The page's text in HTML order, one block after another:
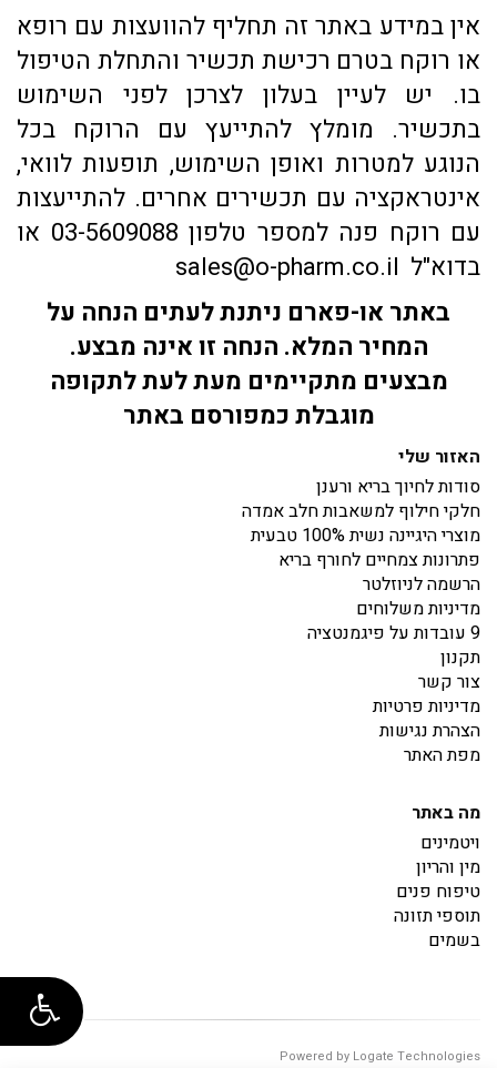
אין במידע באתר זה תחליף להוועצות עם רופא
או רוקח בטרם רכישת תכשיר והתחלת הטיפול
בו. יש לעיין בעלון לצרכן לפני השימוש
בתכשיר. מומלץ להתייעץ עם הרוקח בכל
הנוגע למטרות ואופן השימוש, תופעות לוואי,
אינטראקציה עם תכשירים אחרים. להתייעצות
עם רוקח פנה למספר טלפון 03-5609088 או
בדוא"ל sales@o-pharm.co.il
באתר או-פארם ניתנת לעתים הנחה על
המחיר המלא. הנחה זו אינה מבצע.
מבצעים מתקיימים מעת לעת לתקופה
מוגבלת כמפורסם באתר
האזור שלי
סודות לחיוך בריא ורענן
חלקי חילוף למשאבות חלב אמדה
מוצרי היגיינה נשית 100% טבעית
פתרונות צמחיים לחורף בריא
הרשמה לניוזלטר
מדיניות משלוחים
9 עובדות על פיגמנטציה
תקנון
צור קשר
מדיניות פרטיות
הצהרת נגישות
מפת האתר
מה באתר
ויטמינים
מין והריון
טיפוח פנים
תוספי תזונה
בשמים
Powered by Logate Technologies